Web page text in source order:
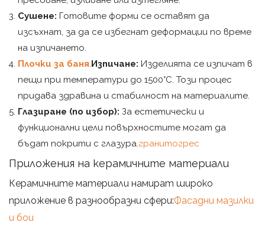
Сушене: Готовите форми се оставят да
изсъхнат, за да се избегнат деформации по време
на изпичането.
Плочки за баня.Изпичане: Изделията се изпичат в
пещи при температури до 1500°C. Този процес
придава здравина и стабилност на материалите.
Глазиране (по избор): За естетически и
функционални цели повърхностите могат да
бъдат покрити с глазура.гранитогрес
Приложения на керамичните материали
Керамичните материали намират широко
приложение в разнообразни сфери:Фасадни мазилки
и бои